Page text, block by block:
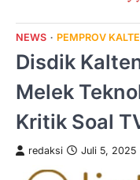
NEWS PEMPROV
Disdik
Melek
Kritik Soal
redaksi Juli 5, 2025